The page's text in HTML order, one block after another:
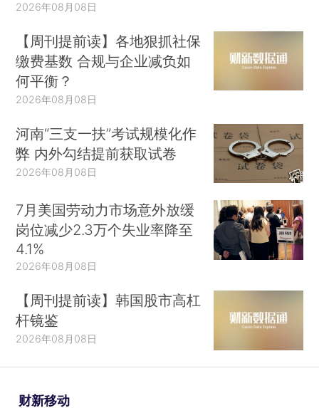
2026年08月08日
【周刊提前读】各地狠抓社保
缴费基数 合规与企业减负如
何平衡？
2026年08月08日
河南“三支一扶”考试规模化作
弊 内外勾结提前获取试卷
2026年08月08日
7月美国劳动力市场意外放缓
岗位减少2.3万个失业率降至
4.1%
2026年08月08日
【周刊提前读】韩国股市高杠
杆镜鉴
2026年08月08日
财新移动